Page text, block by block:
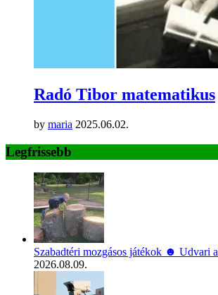
Radó Tibor matematikus
by maria 2025.06.02.
Legfrissebb
Szabadtéri mozgásos játékok ☻ Udvari
2026.08.09.